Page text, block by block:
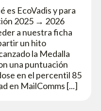
es EcoVadis y para
2025 → 2026
a nuestra ficha
un hito
la Medalla
una puntuación
en el percentil 85
en MailComms [...]